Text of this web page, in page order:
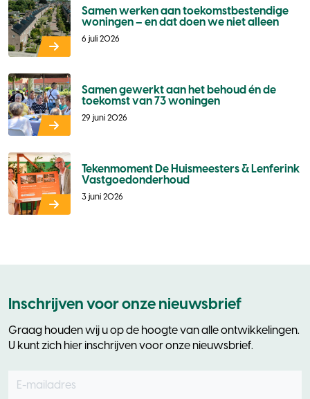
Samen werken aan toekomstbestendige
woningen – en dat doen we niet alleen
6 juli 2026
Samen gewerkt aan het behoud én de
toekomst van 73 woningen
29 juni 2026
Tekenmoment De Huismeesters & Lenferink
Vastgoedonderhoud
3 juni 2026
Inschrijven voor onze nieuwsbrief
Graag houden wij u op de hoogte van alle ontwikkelingen.
U kunt zich hier inschrijven voor onze nieuwsbrief.
Leave